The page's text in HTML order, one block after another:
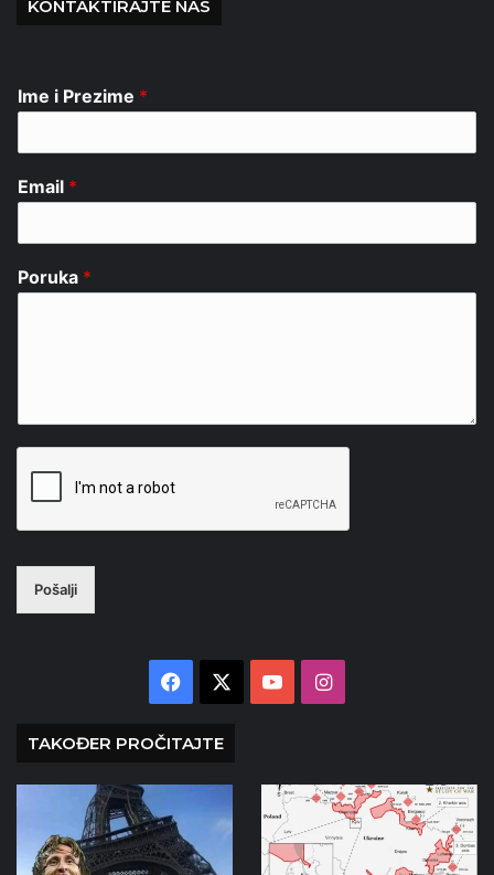
KONTAKTIRAJTE NAS
Ime i Prezime *
Email *
Poruka *
Pošalji
Facebook YouTubeInstagram
TAKOĐER PROČITAJTE